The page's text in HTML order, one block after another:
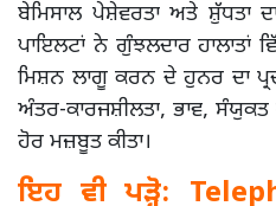
ਬੇਮਿਸਾਲ ਪੇਸ਼ੇਵਰਤਾ ਅਤੇ ਸ਼ੁੱਧਤਾ
ਪਾਇਲਟਾਂ ਨੇ ਗੁੰਝਲਦਾਰ ਹਾਲਾਤਾਂ
ਮਿਸ਼ਨ ਲਾਗੂ ਕਰਨ ਦੇ ਹੁਨਰ ਦਾ
ਅੰਤਰ-ਕਾਰਜਸ਼ੀਲਤਾ, ਭਾਵ,
ਹੋਰ ਮਜ਼ਬੂਤ ਕੀਤਾ।
ਇਹ ਵੀ ਪੜ੍ਹੋ: